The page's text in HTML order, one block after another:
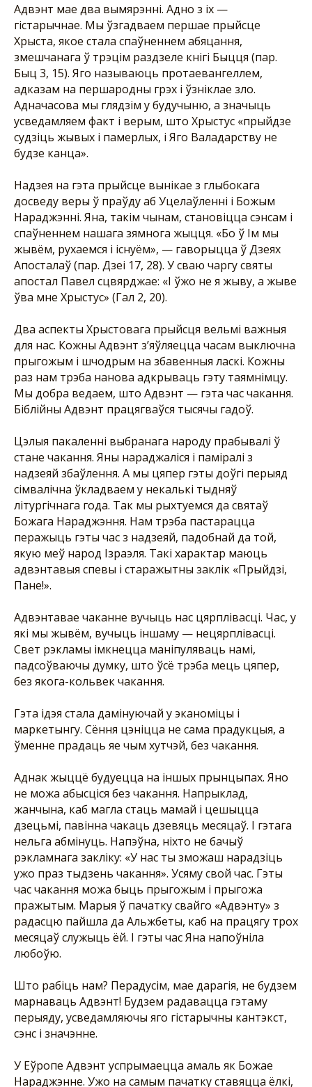
Адвэнт мае два вымярэнні. Адно з іх —
гістарычнае. Мы ўзгадваем першае прыйсце
Хрыста, якое стала спаўненнем абяцання,
змешчанага ў трэцім раздзеле кнігі Быцця (пар.
Быц 3, 15). Яго называюць протаевангеллем,
адказам на першародны грэх і ўзніклае зло.
Адначасова мы глядзім у будучыню, а значыць
усведамляем факт і верым, што Хрыстус «прыйдзе
судзіць жывых і памерлых, і Яго Валадарству не
будзе канца».
Надзея на гэта прыйсце вынікае з глыбокага
досведу веры ў праўду аб Уцелаўленні і Божым
Нараджэнні. Яна, такім чынам, становіцца сэнсам і
спаўненнем нашага зямнога жыцця. «Бо ў Ім мы
жывём, рухаемся і існуём», — гаворыцца ў Дзеях
Апосталаў (пар. Дзеі 17, 28). У сваю чаргу святы
апостал Павел сцвярджае: «І ўжо не я жыву, а жыве
ўва мне Хрыстус» (Гал 2, 20).
Два аспекты Хрыстовага прыйсця вельмі важныя
для нас. Кожны Адвэнт з’яўляецца часам выключна
прыгожым і шчодрым на збавенныя ласкі. Кожны
раз нам трэба нанова адкрываць гэту таямнімцу.
Мы добра ведаем, што Адвэнт — гэта час чакання.
Біблійны Адвэнт працягваўся тысячы гадоў.
Цэлыя пакаленні выбранага народу прабывалі ў
стане чакання. Яны нараджаліся і паміралі з
надзеяй збаўлення. А мы цяпер гэты доўгі перыяд
сімвалічна ўкладваем у некалькі тыдняў
літургічнага года. Так мы рыхтуемся да святаў
Божага Нараджэння. Нам трэба пастарацца
перажыць гэты час з надзеяй, падобнай да той,
якую меў народ Ізраэля. Такі характар маюць
адвэнтавыя спевы і старажытны заклік «Прыйдзі,
Пане!».
Адвэнтавае чаканне вучыць нас цярплівасці. Час, у
які мы жывём, вучыць іншаму — нецярплівасці.
Свет рэкламы імкнецца маніпуляваць намі,
падсоўваючы думку, што ўсё трэба мець цяпер,
без якога-кольвек чакання.
Гэта ідэя стала дамінуючай у эканоміцы і
маркетынгу. Сёння цэніцца не сама прадукцыя, а
ўменне прадаць яе чым хутчэй, без чакання.
Аднак жыццё будуецца на іншых прынцыпах. Яно
не можа абысціся без чакання. Напрыклад,
жанчына, каб магла стаць мамай і цешыцца
дзецьмі, павінна чакаць дзевяць месяцаў. І гэтага
нельга абмінуць. Напэўна, ніхто не бачыў
рэкламнага закліку: «У нас ты зможаш нарадзіць
ужо праз тыдзень чакання». Усяму свой час. Гэты
час чакання можа быць прыгожым і прыгожа
пражытым. Марыя ў пачатку свайго «Адвэнту» з
радасцю пайшла да Альжбеты, каб на працягу трох
месяцаў служыць ёй. І гэты час Яна напоўніла
любоўю.
Што рабіць нам? Перадусім, мае дарагія, не будзем
марнаваць Адвэнт! Будзем радавацца гэтаму
перыяду, усведамляючы яго гістарычны кантэкст,
сэнс і значэнне.
У Еўропе Адвэнт успрымаецца амаль як Божае
Нараджэнне. Ужо на самым пачатку ставяцца ёлкі,